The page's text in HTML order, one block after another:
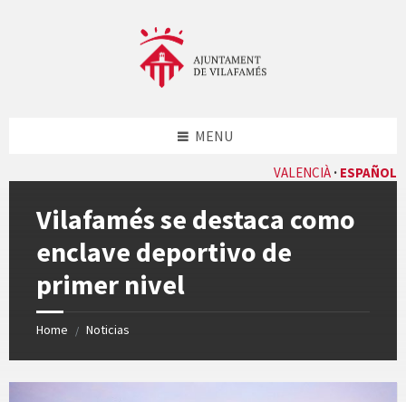
VALENCIÀ ESPAÑOL
MENU
Vilafamés se destaca como
enclave deportivo de
primer nivel
Home / Noticias